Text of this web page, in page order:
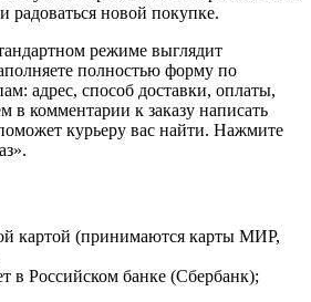
радоваться новой покупке.
режиме выглядит
полностью форму по
адрес, способ доставки, оплаты,
в комментарии к заказу написать
курьеру вас найти. Нажмите
картой (принимаются карты МИР,
в Российском банке (Сбербанк);